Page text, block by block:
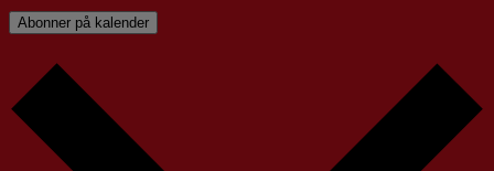
Abonner på kalender